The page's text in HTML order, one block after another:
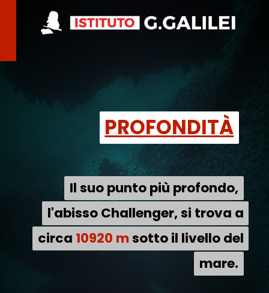
Il suo punto più profondo,
l'abisso Challenger, si trova a
circa 10920 m sotto il livello del
mare.
Il suo punto più profondo,
l'abisso Challenger, si trova a
circa 10920 msotto il livello del
mare.
PROFONDITÀ
PROFONDITÀ